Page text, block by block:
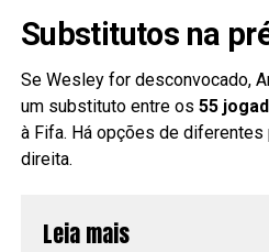
Substitutos na
Se Wesley for desconvocado,
um substituto entre os 55
à Fifa. Há opções de diferentes
direita.
Leia mais